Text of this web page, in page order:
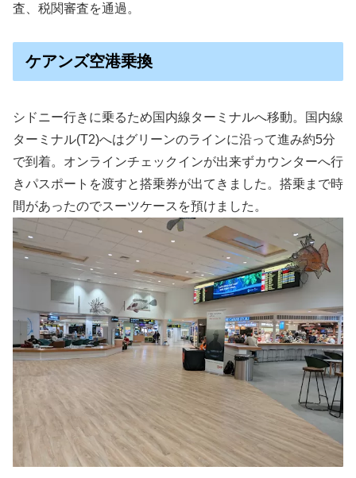
査、税関審査を通過。
ケアンズ空港乗換
シドニー行きに乗るため国内線ターミナルへ移動。国内線
ターミナル(T2)へはグリーンのラインに沿って進み約5分
で到着。オンラインチェックインが出来ずカウンターへ行
きパスポートを渡すと搭乗券が出てきました。搭乗まで時
間があったのでスーツケースを預けました。